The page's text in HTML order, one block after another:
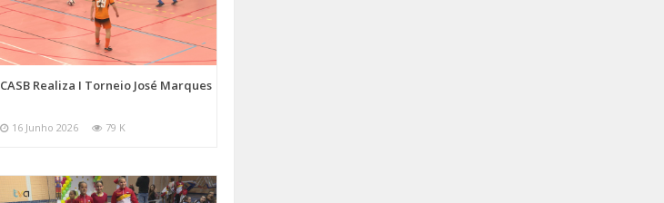
CASB Realiza I Torneio José Marques
16 Junho 2026 79 K